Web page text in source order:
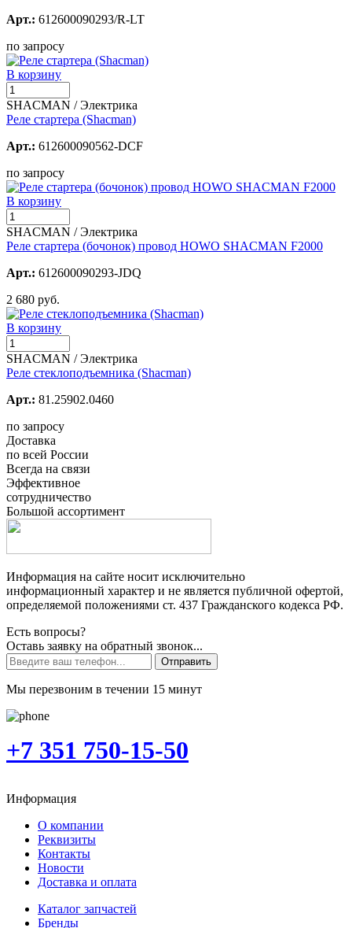
Арт.: 612600090293/R-LT
по запросу
В корзину
SHACMAN / Электрика
Реле стартера (Shacman)
Арт.: 612600090562-DCF
по запросу
В корзину
SHACMAN / Электрика
Реле стартера (бочонок) провод HOWO SHACMAN F2000
Арт.: 612600090293-JDQ
2 680 руб.
В корзину
SHACMAN / Электрика
Реле стеклоподъемника (Shacman)
Арт.: 81.25902.0460
по запросу
Доставка
по всей России
Всегда на связи
Эффективное
сотрудничество
Большой ассортимент
Информация на сайте носит исключительно
информационный характер и не является публичной офертой,
определяемой положениями ст. 437 Гражданского кодекса РФ.
Есть вопросы?
Оставь заявку на обратный звонок...
Отправить
Мы перезвоним в течении 15 минут
+7 351 750-15-50
Информация
О компании
Реквизиты
Контакты
Новости
Доставка и оплата
Каталог запчастей
Бренды